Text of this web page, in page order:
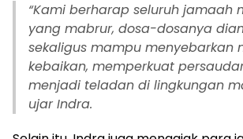
“Kami berharap seluruh jamaah
yang mabrur, dosa-dosanya
sekaligus mampu menyebarkan
kebaikan, memperkuat
menjadi teladan di lingkungan
ujar Indra.